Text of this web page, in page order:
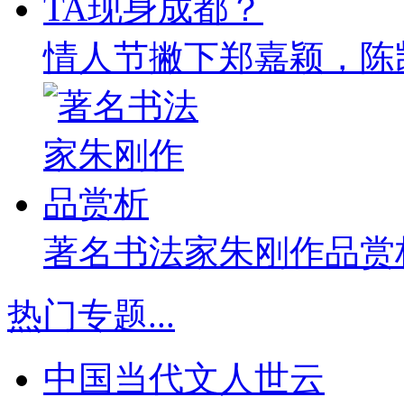
情人节撇下郑嘉颖，
著名书法家朱刚作品赏
热门专题...
中国当代文人世云